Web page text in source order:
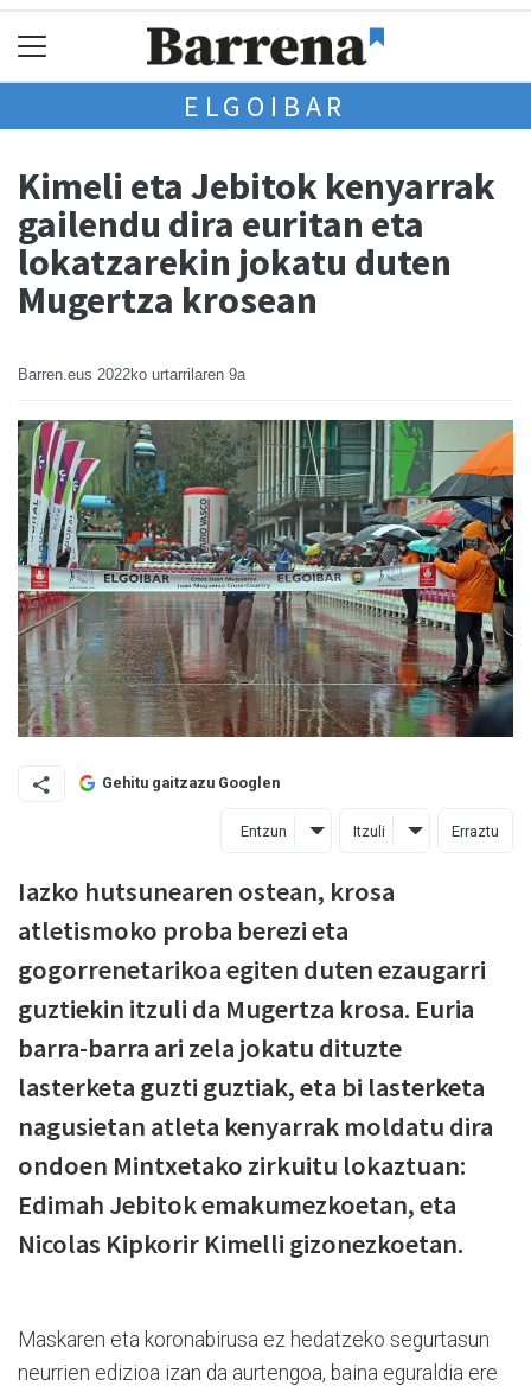
ELGOIBAR
Kimeli eta Jebitok kenyarrak
gailendu dira euritan eta
lokatzarekin jokatu duten
Mugertza krosean
Barren.eus 2022ko urtarrilaren 9a
Gehitu gaitzazu Googlen
Entzun Itzuli Erraztu
Iazko hutsunearen ostean, krosa
atletismoko proba berezi eta
gogorrenetarikoa egiten duten ezaugarri
guztiekin itzuli da Mugertza krosa. Euria
barra-barra ari zela jokatu dituzte
lasterketa guzti guztiak, eta bi lasterketa
nagusietan atleta kenyarrak moldatu dira
ondoen Mintxetako zirkuitu lokaztuan:
Edimah Jebitok emakumezkoetan, eta
Nicolas Kipkorir Kimelli gizonezkoetan.
Maskaren eta koronabirusa ez hedatzeko segurtasun
neurrien edizioa izan da aurtengoa, baina eguraldia ere